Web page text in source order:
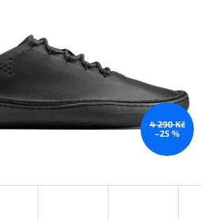
4 290 Kč
–25 %